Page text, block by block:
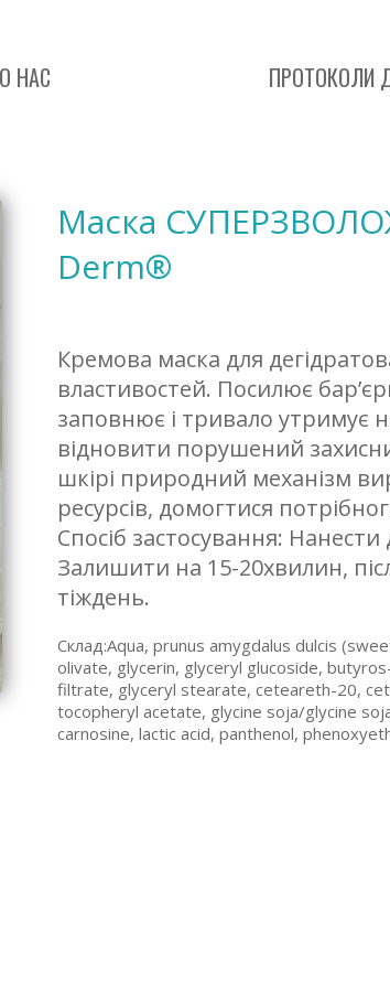
НАС ПРОТОКОЛИ
Маска
Derm®
Кремова маска для
властивостей. Посилює
заповнює і тривало утримує
відновити порушений
шкірі природний механізм
ресурсів, домогтися
Спосіб застосування:
Залишити на 15-20хвилин,
тіждень.
Склад:Aqua, prunus amygdalus dulcis
olivate, glycerin, glyceryl glucoside,
filtrate, glyceryl stearate, ceteareth-20,
tocopheryl acetate, glycine soja/glycine
carnosine, lactic acid, panthenol,